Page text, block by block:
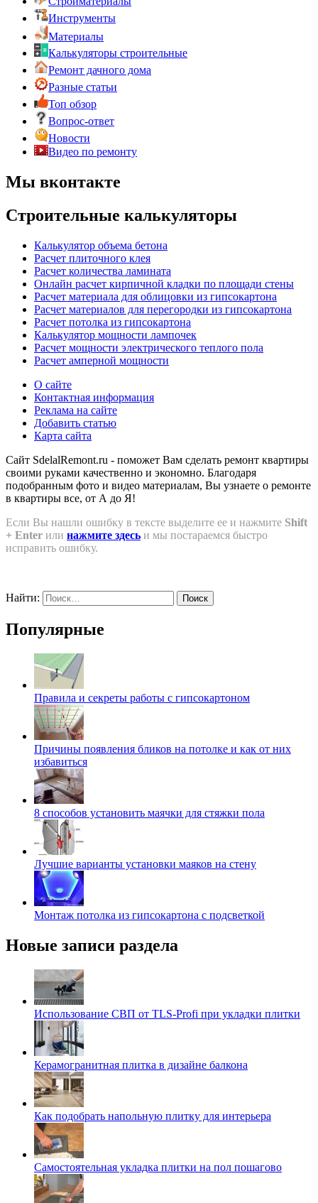
Инструменты
Материалы
Калькуляторы строительные
Ремонт дачного дома
Разные статьи
Топ обзор
Вопрос-ответ
Новости
Видео по ремонту
Мы вконтакте
Строительные калькуляторы
Калькулятор объема бетона
Расчет плиточного клея
Расчет количества ламината
Онлайн расчет кирпичной кладки по площади стены
Расчет материала для облицовки из гипсокартона
Расчет материалов для перегородки из гипсокартона
Расчет потолка из гипсокартона
Калькулятор мощности лампочек
Расчет мощности электрического теплого пола
Расчет амперной мощности
О сайте
Контактная информация
Реклама на сайте
Добавить статью
Карта сайта
Сайт SdelalRemont.ru - поможет Вам сделать ремонт квартиры
своими руками качественно и экономно. Благодаря
подобранным фото и видео материалам, Вы узнаете о ремонте
в квартиры все, от А до Я!
Если Вы нашли ошибку в тексте выделите ее и нажмите Shift
+ Enter или нажмите здесь и мы постараемся быстро
исправить ошибку.
Найти:
Популярные
Правила и секреты работы с гипсокартоном
Причины появления бликов на потолке и как от них
избавиться
8 способов установить маячки для стяжки пола
Лучшие варианты установки маяков на стену
Монтаж потолка из гипсокартона с подсветкой
Новые записи раздела
Использование СВП от TLS-Profi при укладки плитки
Керамогранитная плитка в дизайне балкона
Как подобрать напольную плитку для интерьера
Самостоятельная укладка плитки на пол пошагово